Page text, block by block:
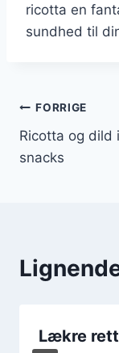
ricotta en
sundhed til
FORRIGE
Ricotta og dild
snacks
Lækre